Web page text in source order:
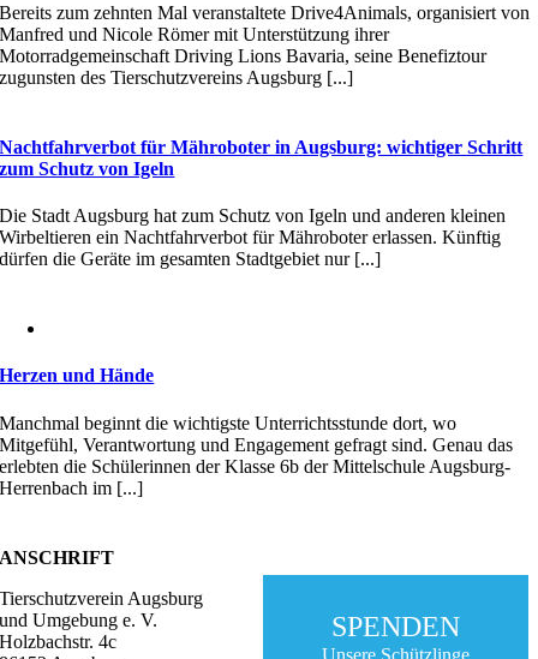
Bereits zum zehnten Mal veranstaltete Drive4Animals, organisiert von
Manfred und Nicole Römer mit Unterstützung ihrer
Motorradgemeinschaft Driving Lions Bavaria, seine Benefiztour
zugunsten des Tierschutzvereins Augsburg [...]
Nachtfahrverbot für Mähroboter in Augsburg: wichtiger Schritt
zum Schutz von Igeln
Die Stadt Augsburg hat zum Schutz von Igeln und anderen kleinen
Wirbeltieren ein Nachtfahrverbot für Mähroboter erlassen. Künftig
dürfen die Geräte im gesamten Stadtgebiet nur [...]
Herzen und Hände
Manchmal beginnt die wichtigste Unterrichtsstunde dort, wo
Mitgefühl, Verantwortung und Engagement gefragt sind. Genau das
erlebten die Schülerinnen der Klasse 6b der Mittelschule Augsburg-
Herrenbach im [...]
SPENDEN
Unsere Schützlinge
ANSCHRIFT
Tierschutzverein Augsburg
und Umgebung e. V.
Holzbachstr. 4c